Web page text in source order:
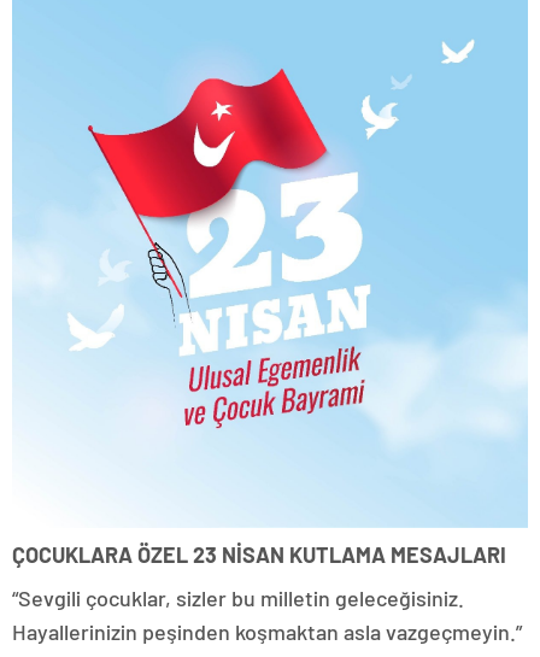
ÇOCUKLARA ÖZEL 23 NİSAN KUTLAMA MESAJLARI
“Sevgili çocuklar, sizler bu milletin geleceğisiniz.
Hayallerinizin peşinden koşmaktan asla vazgeçmeyin.”